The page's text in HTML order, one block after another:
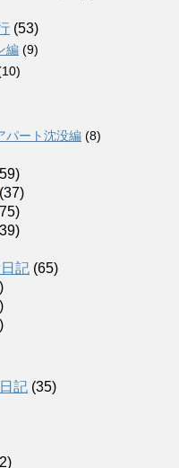
(53)
編 (9)
パート沈没編 (8)
(37)
記 (65)
記 (35)